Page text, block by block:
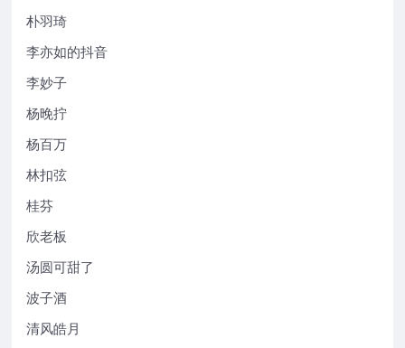
朴羽琦
李亦如的抖音
李妙子
杨晚拧
杨百万
林扣弦
桂芬
欣老板
汤圆可甜了
波子酒
清风皓月